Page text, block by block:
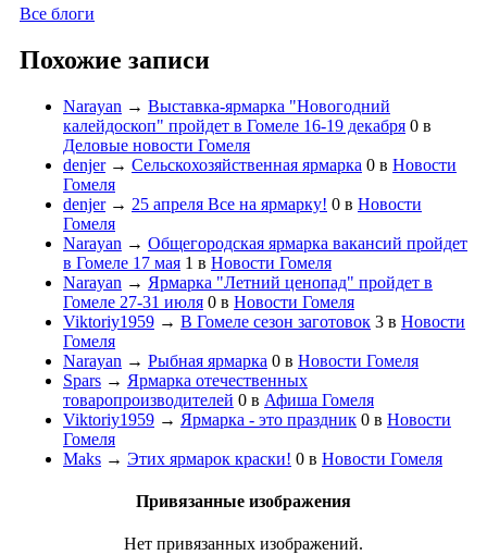
Все блоги
Похожие записи
Narayan → Выставка-ярмарка "Новогодний
калейдоскоп" пройдет в Гомеле 16-19 декабря 0 в
Деловые новости Гомеля
denjer→ Сельскохозяйственная ярмарка 0 в Новости
Гомеля
denjer→ 25 апреля Все на ярмарку! 0 в Новости
Гомеля
Narayan → Общегородская ярмарка вакансий пройдет
в Гомеле 17 мая 1 в Новости Гомеля
Narayan → Ярмарка "Летний ценопад" пройдет в
Гомеле 27-31 июля 0 в Новости Гомеля
Viktoriy1959 → В Гомеле сезон заготовок 3 в Новости
Гомеля
Narayan → Рыбная ярмарка 0 в Новости Гомеля
Spars → Ярмарка отечественных
товаропроизводителей 0 в Афиша Гомеля
Viktoriy1959 → Ярмарка - это праздник 0 в Новости
Гомеля
Maks → Этих ярмарок краски! 0 в Новости Гомеля
Привязанные изображения
Нет привязанных изображений.